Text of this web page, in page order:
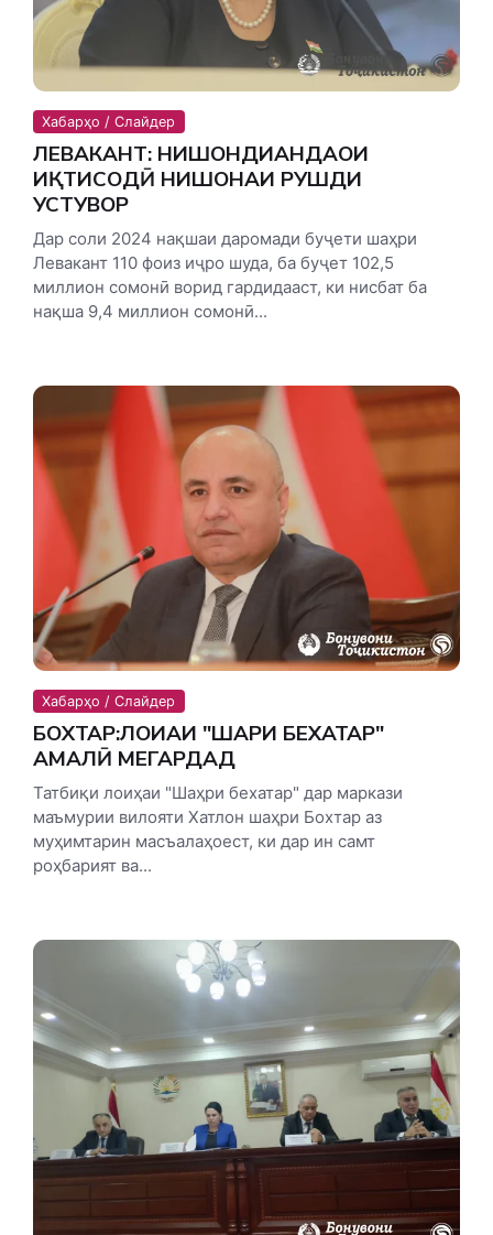
Хабарҳо / Слайдер
ЛЕВАКАНТ: НИШОНДИҲАНДАҲОИ
ИҚТИСОДӢ НИШОНАИ РУШДИ
УСТУВОР
Дар соли 2024 нақшаи даромади буҷети шаҳри
Левакант 110 фоиз иҷро шуда, ба буҷет 102,5
миллион сомонӣ ворид гардидааст, ки нисбат ба
нақша 9,4 миллион сомонӣ...
Хабарҳо / Слайдер
БОХТАР:ЛОИҲАИ "ШАҲРИ БЕХАТАР"
АМАЛӢ МЕГАРДАД
Татбиқи лоиҳаи "Шаҳри бехатар" дар маркази
маъмурии вилояти Хатлон шаҳри Бохтар аз
муҳимтарин масъалаҳоест, ки дар ин самт
роҳбарият ва...